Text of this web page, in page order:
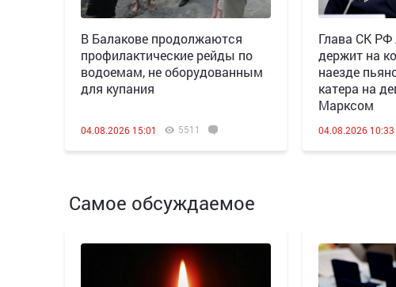
В Балакове продолжаются
профилактические рейды по
водоемам, не оборудованным
для купания
04.08.2026 15:01 5511
Глава СК
держит на
наезде
катера на
Марксом
04.08.2026 10:33
Самое обсуждаемое